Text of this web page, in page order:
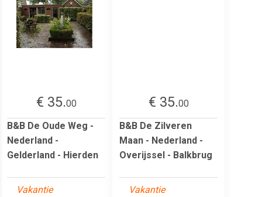
€ 35.00
B&B De Oude Weg -
Nederland -
Gelderland - Hierden
Vakantie
€ 35.00
B&B De Zilveren
Maan - Nederland -
Overijssel - Balkbrug
Vakantie